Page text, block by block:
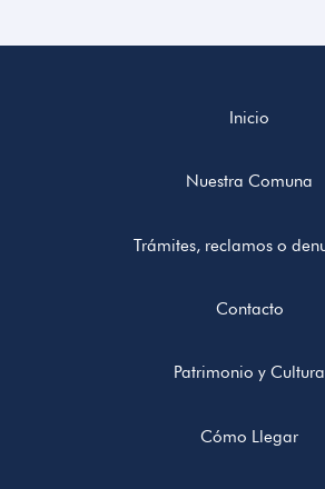
Inicio
Nuestra Comuna
Trámites, reclamos o
Contacto
Patrimonio y Cultura
Cómo Llegar